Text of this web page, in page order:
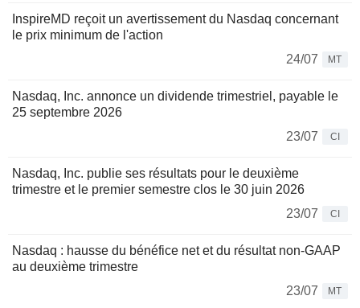
InspireMD reçoit un avertissement du Nasdaq concernant
le prix minimum de l'action
24/07
MT
Nasdaq, Inc. annonce un dividende trimestriel, payable le
25 septembre 2026
23/07
CI
Nasdaq, Inc. publie ses résultats pour le deuxième
trimestre et le premier semestre clos le 30 juin 2026
23/07
CI
Nasdaq : hausse du bénéfice net et du résultat non-GAAP
au deuxième trimestre
23/07
MT